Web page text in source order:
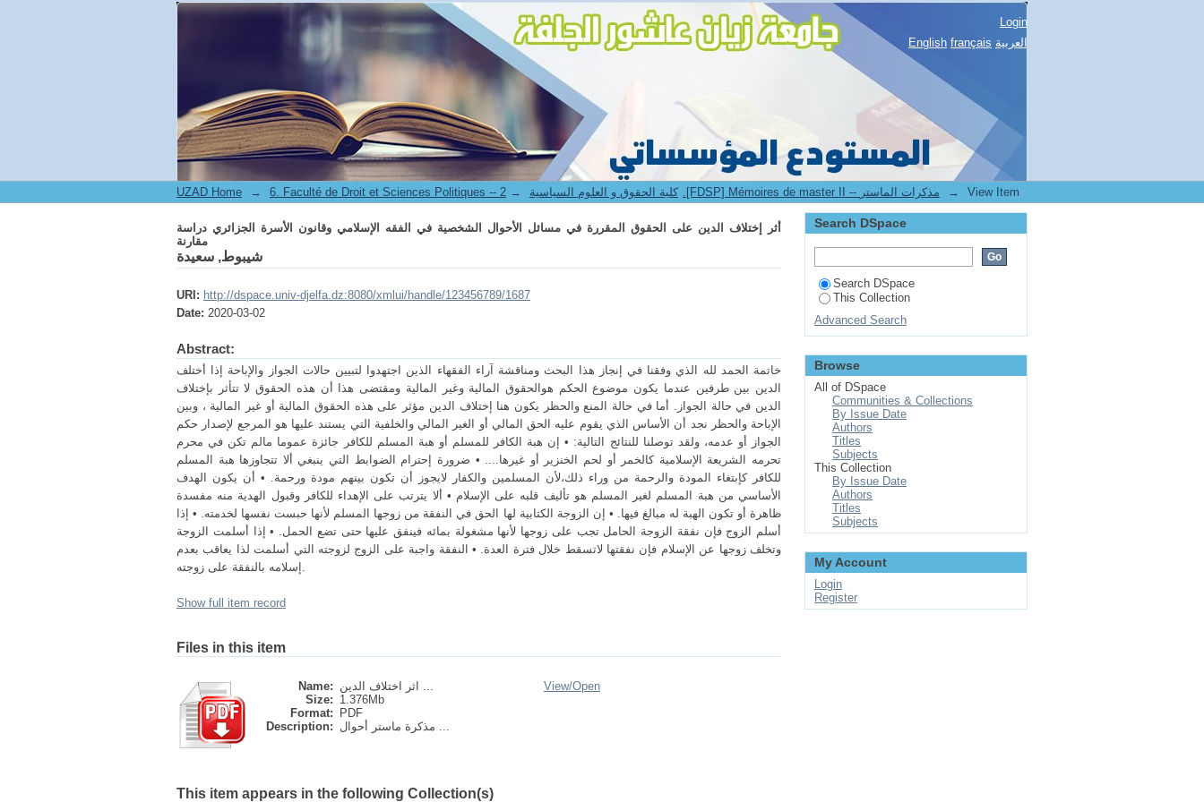
أثر إختلاف الدين على الحقوق المقررة في مسائل الأحوال الشخصية في الفقه الإسلامي وقانون الأسرة الجزائري دراسة مقارنة
Login
English français العربية
UZAD Home → 6. Faculté de Droit et Sciences Politiques -- كلية الحقوق و العلوم السياسية → 2.[FDSP] Mémoires de master II -- مذكرات الماستر → View Item
أثر إختلاف الدين على الحقوق المقررة في مسائل الأحوال الشخصية في الفقه الإسلامي وقانون الأسرة الجزائري دراسة
مقارنة
شيبوط, سعيدة
URI: http://dspace.univ-djelfa.dz:8080/xmlui/handle/123456789/1687
Date: 2020-03-02
Abstract:
خاتمة الحمد لله الذي وفقنا في إنجاز هذا البحث ومناقشة آراء الفقهاء الذين اجتهدوا لتبيين حالات الجواز والإباحة إذا أختلف
الدين بين طرفين عندما يكون موضوع الحكم هوالحقوق المالية وغير المالية ومقتضى هذا أن هذه الحقوق لا تتأثر بإختلاف
الدين في حالة الجواز. أما في حالة المنع والحظر يكون هنا إختلاف الدين مؤثر على هذه الحقوق المالية أو غير المالية ، وبين
الإباحة والحظر نجد أن الأساس الذي يقوم عليه الحق المالي أو الغير المالي والخلفية التي يستند عليها هو المرجع لإصدار حكم
الجواز أو عدمه، ولقد توصلنا للنتائج التالية: • إن هبة الكافر للمسلم أو هبة المسلم للكافر جائزة عموما مالم تكن في محرم
تحرمه الشريعة الإسلامية كالخمر أو لحم الخنزير أو غيرها.... • ضرورة إحترام الضوابط التي ينبغي ألا تتجاوزها هبة المسلم
للكافر كإبتغاء المودة والرحمة من وراء ذلك،لأن المسلمين والكفار لايجوز أن تكون بينهم مودة ورحمة. • أن يكون الهدف
الأساسي من هبة المسلم لغير المسلم هو تأليف قلبه على الإسلام • ألا يترتب على الإهداء للكافر وقبول الهدية منه مفسدة
ظاهرة أو تكون الهبة له مبالغ فيها. • إن الزوجة الكتابية لها الحق في النفقة من زوجها المسلم لأنها حبست نفسها لخدمته. • إذا
أسلم الزوج فإن نفقة الزوجة الحامل تجب على زوجها لأنها مشغولة بمائه فينفق عليها حتى تضع الحمل. • إذا أسلمت الزوجة
وتخلف زوجها عن الإسلام فإن نفقتها لاتسقط خلال فترة العدة. • النفقة واجبة على الزوج لزوجته التي أسلمت لذا يعاقب بعدم
إسلامه بالنفقة على زوجته.
Show full item record
Files in this item
Name:
اثر اختلاف الدين ...
Size: 1.376Mb
Format:
PDF
Description:
مذكرة ماستر أحوال ...
View/Open
This item appears in the following Collection(s)
Search DSpace
Search DSpace
This Collection
Advanced Search
Browse
All of DSpace
Communities & Collections
By Issue Date
Authors
Titles
Subjects
This Collection
By Issue Date
Authors
Titles
Subjects
My Account
Login
Register